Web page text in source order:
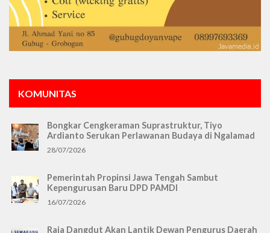
KOMUNITAS
Bongkar Cengkeraman Suprastruktur, Tiyo
Ardianto Serukan Perlawanan Budaya di Ngalamad
28/07/2026
Pemerintah Propinsi Jawa Tengah Sambut
Kepengurusan Baru DPD PAMDI
16/07/2026
Raja Dangdut Akan Lantik Dewan Pengurus Daerah